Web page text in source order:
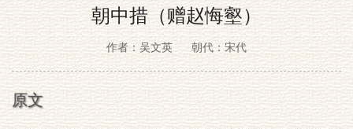
朝中措（赠赵悔壑）
作者：吴文英 朝代：宋代
原文